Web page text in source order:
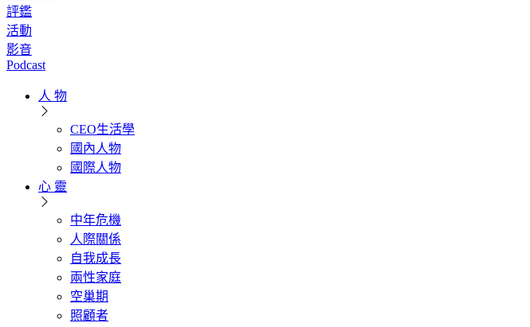
評鑑
活動
影音
Podcast
人 物
CEO生活學
國內人物
國際人物
心 靈
中年危機
人際關係
自我成長
兩性家庭
空巢期
照顧者